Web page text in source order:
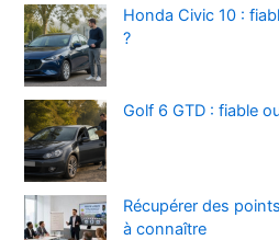
Honda Civic 10 :
?
Golf 6 GTD : fiable
Récupérer des
à connaître